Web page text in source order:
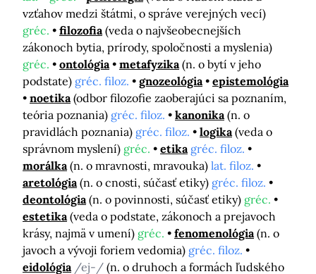
vzťahov medzi štátmi, o správe verejných vecí)
gréc.
filozofia (veda o najvšeobecnejších
zákonoch bytia, prírody, spoločnosti a myslenia)
gréc.
ontológia metafyzika (n. o bytí v jeho
podstate) gréc. filoz. gnozeológia
epistemológia
noetika (odbor filozofie zaoberajúci sa poznaním,
teória poznania) gréc. filoz. kanonika (n. o
pravidlách poznania) gréc. filoz. logika (veda o
správnom myslení) gréc. etika gréc. filoz.
morálka (n. o mravnosti, mravouka) lat. filoz.
aretológia (n. o cnosti, súčasť etiky) gréc. filoz.
deontológia (n. o povinnosti, súčasť etiky) gréc.
estetika (veda o podstate, zákonoch a prejavoch
krásy, najmä v umení) gréc. fenomenológia (n. o
javoch a vývoji foriem vedomia) gréc. filoz.
eidológia /ej-/ (n. o druhoch a formách ľudského